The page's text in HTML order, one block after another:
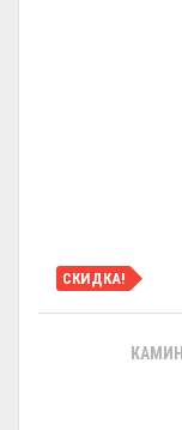
СКИДКА!